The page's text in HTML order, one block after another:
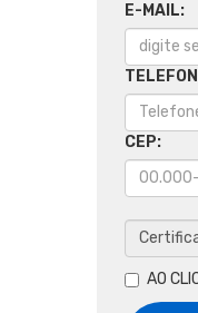
E-MAIL:
CEP:
AO